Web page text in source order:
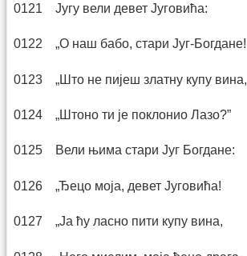
0121 Југу вели девет Југовића:
0122 „О наш бабо, стари Југ-Богдане!
0123 „Што не пијеш златну купу вина,
0124 „Штоно ти је поклонио Лазо?”
0125 Вели њима стари Југ Богдане:
0126 „Ђецо моја, девет Југовића!
0127 „Ја ћу ласно пити купу вина,